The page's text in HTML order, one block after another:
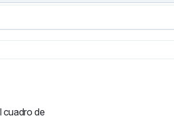
Liner-Flexible 1,2-1,6mm
cuadro de